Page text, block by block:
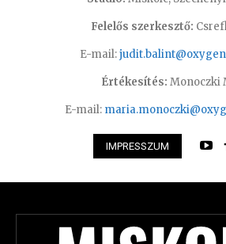
Felelős szerkesztő:
E-mail:
Értékesítés: Monoczki
E-mail:
IMPRESSZUM